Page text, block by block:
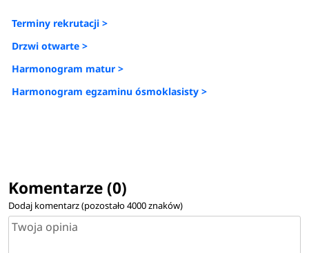
Terminy rekrutacji >
Drzwi otwarte >
Harmonogram matur >
Harmonogram egzaminu ósmoklasisty >
Komentarze (0)
Dodaj komentarz (pozostało4000znaków)